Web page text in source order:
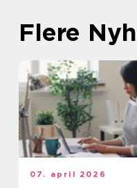
Flere
07. april 2026